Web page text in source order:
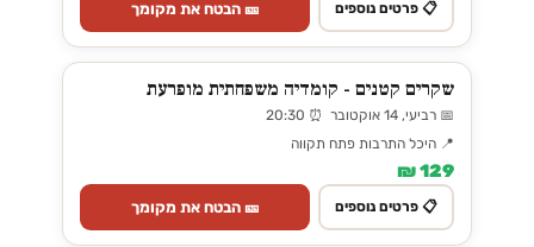
📋 פרטים נוספים 🎫 הבטח את מקומך
שקרים קטנים - קומדיה משפחתית מופרעת
📅 רביעי, 14 אוקטובר ⏰ 20:30
📍 היכל התרבות פתח תקווה
129 ₪
📋 פרטים נוספים 🎫 הבטח את מקומך